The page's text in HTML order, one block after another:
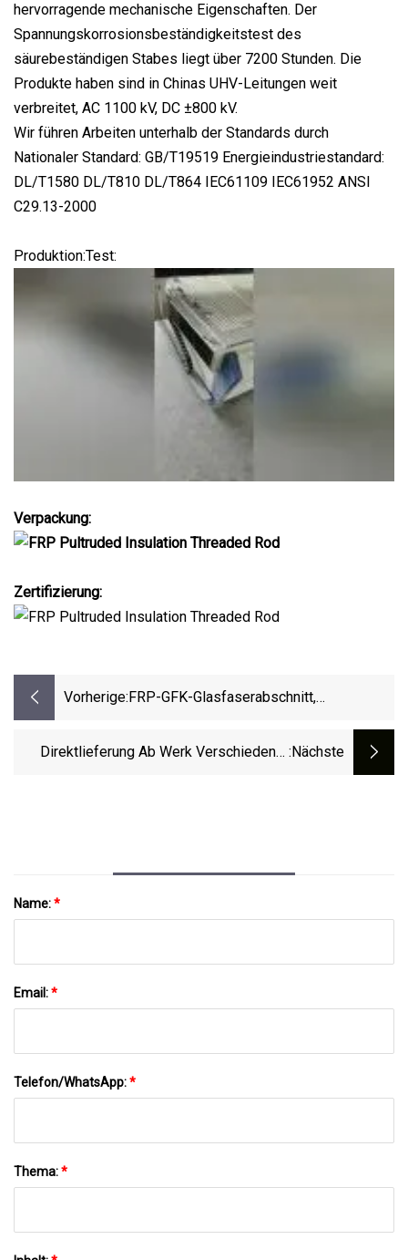
hervorragende mechanische Eigenschaften. Der
Spannungskorrosionsbeständigkeitstest des
säurebeständigen Stabes liegt über 7200 Stunden. Die
Produkte haben sind in Chinas UHV-Leitungen weit
verbreitet, AC 1100 kV, DC ±800 kV.
Wir führen Arbeiten unterhalb der Standards durch
Nationaler Standard: GB/T19519 Energieindustriestandard:
DL/T1580 DL/T810 DL/T864 IEC61109 IEC61952 ANSI
C29.13-2000
Produktion:Test:
Verpackung:
Zertifizierung:
Vorherige: FRP-GFK-Glasfaserabschnitt,
Stab
Direktlieferung Ab Werk Verschiedener :nächste
Name:*
Email:*
Telefon/WhatsApp:*
Thema:*